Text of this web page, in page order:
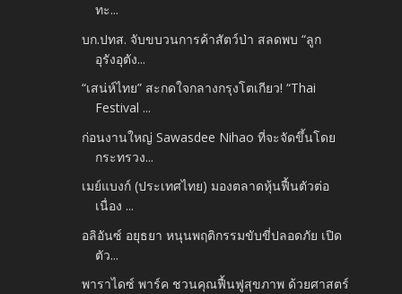
ทะ...
บก.ปทส. จับขบวนการค้าสัตว์ป่า สลดพบ “ลูก
อุรังอุตัง...
“เสน่ห์ไทย” สะกดใจกลางกรุงโตเกียว! “Thai
Festival ...
ก่อนงานใหญ่ Sawasdee Nihao ที่จะจัดขึ้นโดย
กระทรวง...
เมย์แบงก์ (ประเทศไทย) มองตลาดหุ้นฟื้นตัวต่อ
เนื่อง ...
อลิอันซ์ อยุธยา หนุนพฤติกรรมขับขี่ปลอดภัย เปิด
ตัว...
พาราไดซ์ พาร์ค ชวนคุณฟื้นฟูสุขภาพ ด้วยศาสตร์